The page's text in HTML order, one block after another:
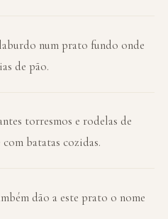
num prato fundo onde
de pão.
torresmos e rodelas de
batatas cozidas.
dão a este prato o nome